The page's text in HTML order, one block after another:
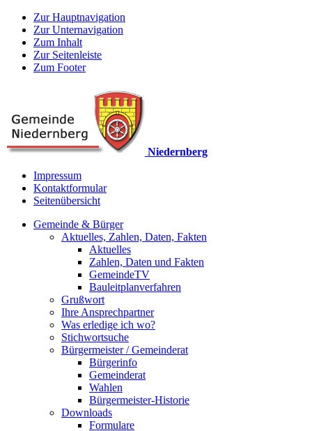
Zur Hauptnavigation
Zur Unternavigation
Zum Inhalt
Zur Seitenleiste
Zum Footer
Niedernberg
Impressum
Kontaktformular
Seitenübersicht
Gemeinde & Bürger
Aktuelles, Zahlen, Daten, Fakten
Aktuelles
Zahlen, Daten und Fakten
GemeindeTV
Bauleitplanverfahren
Grußwort
Ihre Ansprechpartner
Was erledige ich wo?
Stichwortsuche
Bürgermeister / Gemeinderat
Bürgerinfo
Gemeinderat
Wahlen
Bürgermeister-Historie
Downloads
Formulare